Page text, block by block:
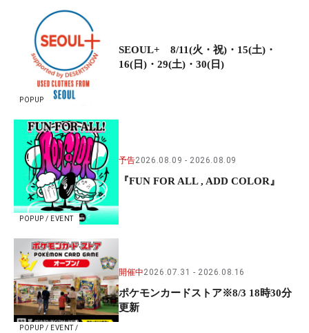
POPUP
SEOUL+ 8/11(火・祝)・15(土)・
16(日)・29(土)・30(日)
POPUP / EVENT
予告2026.08.09 2026.08.09
『FUN FOR ALL , ADD COLOR』
POPUP / EVENT /
開催中2026.07.31 2026.08.16
ポケモンカードストア※8/3 18時30分
更新